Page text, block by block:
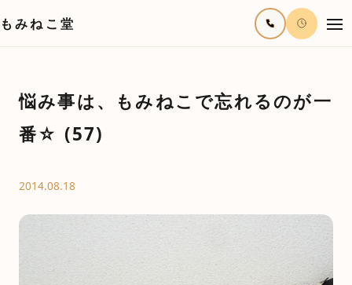
もみねこ堂
悩み事は、もみねこで忘れるのが一
番☆ (57)
2014.08.18